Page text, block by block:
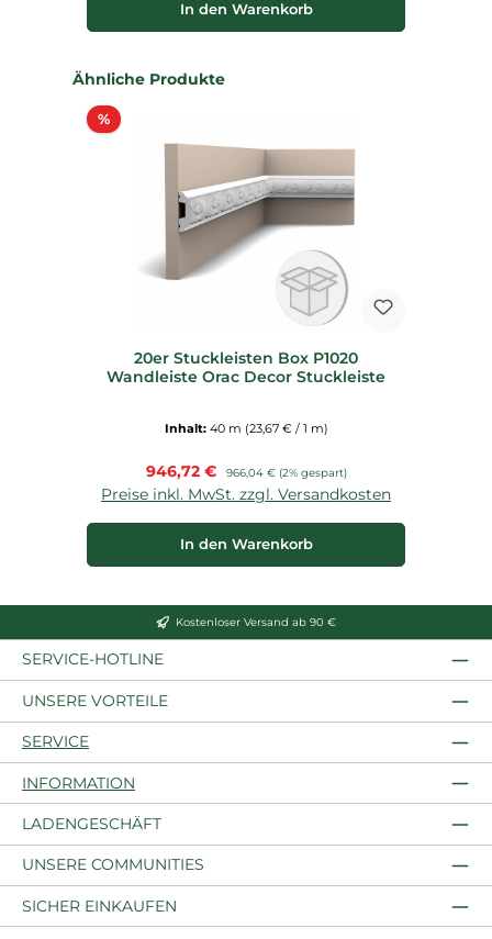
In den Warenkorb
Produktgalerie überspringen
Ähnliche Produkte
%Rabatt
20er Stuckleisten Box P1020
Wandleiste Orac Decor Stuckleiste
Inhalt: 40 m (23,67 € / 1 m)
Verkaufspreis:
946,72 € Regulärer Preis:
966,04 € (2% gespart)
Preise inkl. MwSt. zzgl. Versandkosten
In den Warenkorb
Kostenloser Versand ab 90 €
SERVICE-HOTLINE
UNSERE VORTEILE
SERVICE
INFORMATION
LADENGESCHÄFT
UNSERE COMMUNITIES
SICHER EINKAUFEN